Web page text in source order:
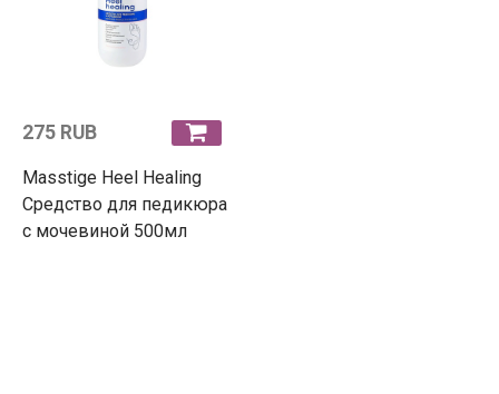
275 RUB
Masstige Heel Healing
Средство для педикюра
с мочевиной 500мл